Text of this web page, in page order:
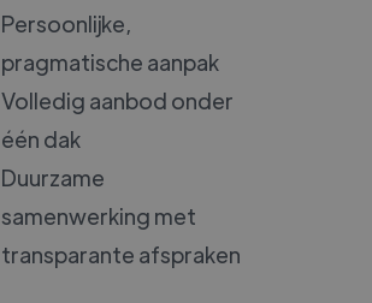
Persoonlijke,
pragmatische aanpak
Volledig aanbod onder
één dak
Duurzame
samenwerking met
transparante afspraken